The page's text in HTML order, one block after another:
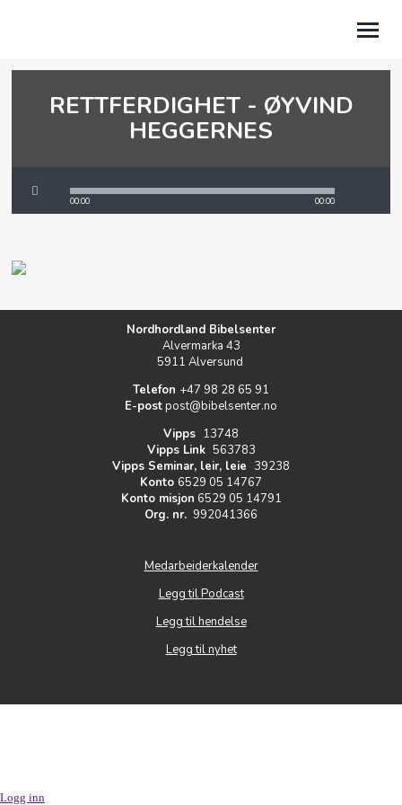
OM OSS
RETTFERDIGHET - ØYVIND
HEGGERNES
00:00 00:00
Nordhordland Bibelsenter
Alvermarka 43
5911 Alversund
Telefon +47 98 28 65 91
E-postpost@bibelsenter.no
Vipps 13748
Vipps Link 563783
Vipps Seminar, leir, leie 39238
Konto 6529 05 14767
Konto misjon 6529 05 14791
Org. nr. 992041366
Medarbeiderkalender
Legg til Podcast
Legg til hendelse
Legg til nyhet
Logg inn